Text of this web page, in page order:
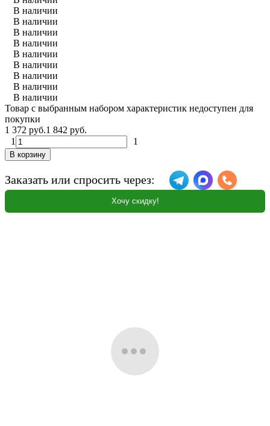
В наличии
В наличии
В наличии
В наличии
В наличии
В наличии
В наличии
В наличии
В наличии
Товар с выбранным набором характеристик недоступен для
покупки
1 372 руб.1 842 руб.
1
1
В корзину
Заказать или спросить через:
Хочу скидку!